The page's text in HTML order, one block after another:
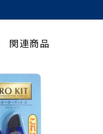
関連商品